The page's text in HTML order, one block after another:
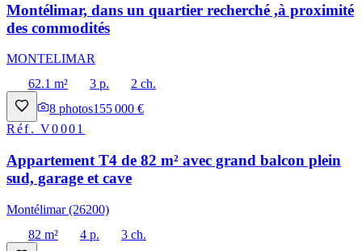
Montélimar, dans un quartier recherché ,à proximité
des commodités
MONTELIMAR
62.1 m²
3 p.
2 ch.
8 photos155 000 €
Réf.V0001
Appartement T4 de 82 m² avec grand balcon plein
sud, garage et cave
Montélimar (26200)
82 m²
4 p.
3 ch.